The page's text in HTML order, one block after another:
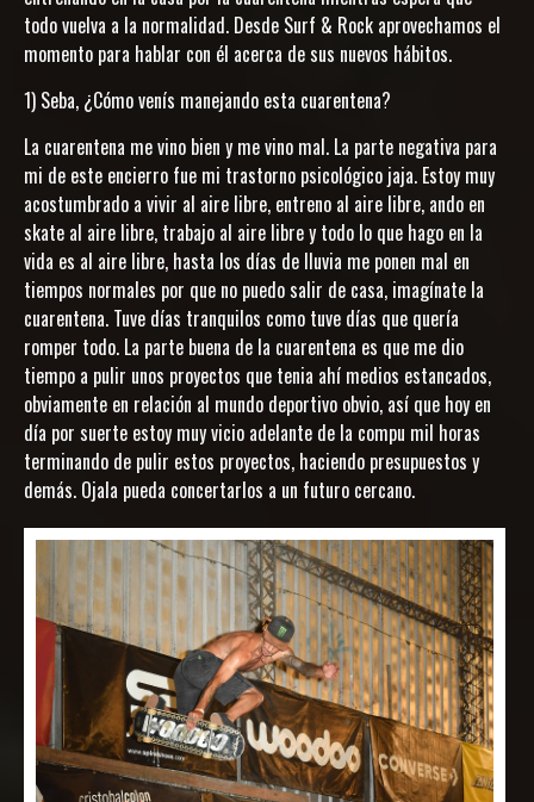
todo vuelva a la normalidad. Desde Surf & Rock aprovechamos el
momento para hablar con él acerca de sus nuevos hábitos.
1) Seba, ¿Cómo venís manejando esta cuarentena?
La cuarentena me vino bien y me vino mal. La parte negativa para
mi de este encierro fue mi trastorno psicológico jaja. Estoy muy
acostumbrado a vivir al aire libre, entreno al aire libre, ando en
skate al aire libre, trabajo al aire libre y todo lo que hago en la
vida es al aire libre, hasta los días de lluvia me ponen mal en
tiempos normales por que no puedo salir de casa, imagínate la
cuarentena. Tuve días tranquilos como tuve días que quería
romper todo. La parte buena de la cuarentena es que me dio
tiempo a pulir unos proyectos que tenia ahí medios estancados,
obviamente en relación al mundo deportivo obvio, así que hoy en
día por suerte estoy muy vicio adelante de la compu mil horas
terminando de pulir estos proyectos, haciendo presupuestos y
demás. Ojala pueda concertarlos a un futuro cercano.